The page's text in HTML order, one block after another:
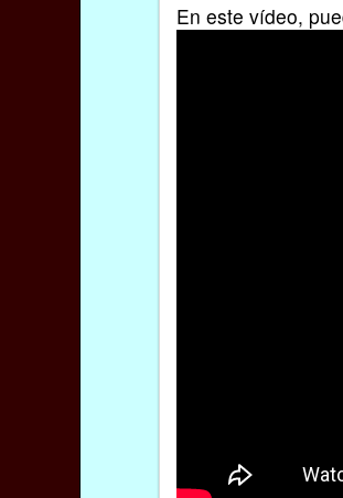
En este vídeo,